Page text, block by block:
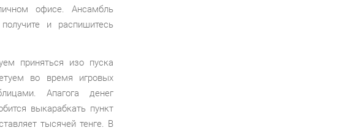
офисе. Ансамбль
и распишитесь
приняться изо пуска
во время игровых
Апагога денег
выкарабкать пункт
тысячей тенге. В